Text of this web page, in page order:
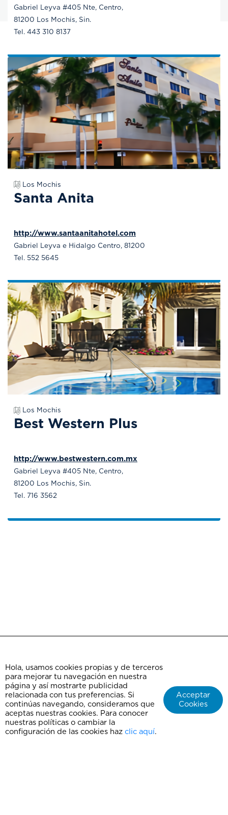
Gabriel Leyva #405 Nte, Centro,
81200 Los Mochis, Sin.
Tel. 443 310 8137
Los Mochis
Santa Anita
http://www.santaanitahotel.com
Gabriel Leyva e Hidalgo Centro, 81200
Tel. 552 5645
Los Mochis
Best Western Plus
http://www.bestwestern.com.mx
Gabriel Leyva #405 Nte, Centro,
81200 Los Mochis, Sin.
Tel. 716 3562
Contact
Frequently Asked Questions
TERMS AND CONDITIONS
Notice of Privacy
Agency ChepeXplora
Hola, usamos cookies propias y de terceros
para mejorar tu navegación en nuestra
página y así mostrarte publicidad
relacionada con tus preferencias. Si
continúas navegando, consideramos que
aceptas nuestras cookies. Para conocer
nuestras políticas o cambiar la
configuración de las cookies haz clic aquí.
Acceptar
Cookies